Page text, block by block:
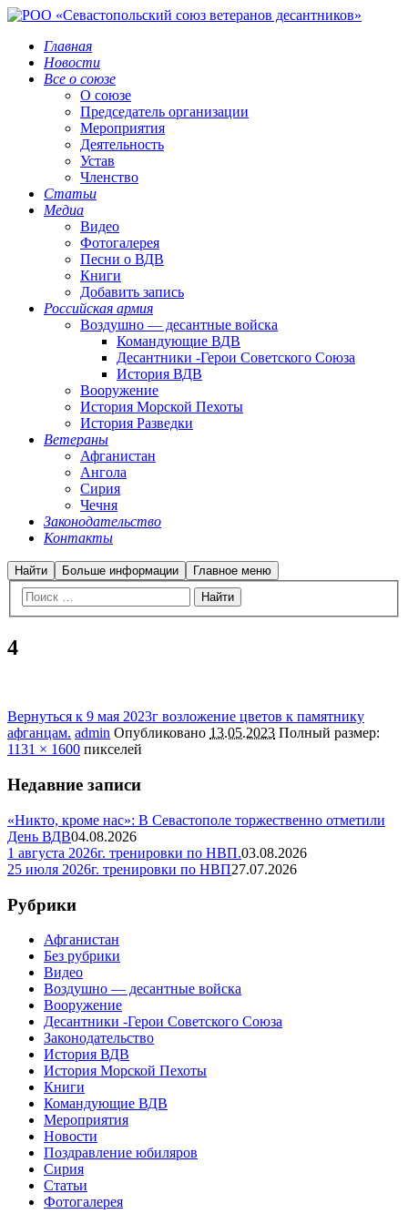
Главная
Новости
Все о союзе
О союзе
Председатель организации
Мероприятия
Деятельность
Устав
Членство
Статьи
Медиа
Видео
Фотогалерея
Песни о ВДВ
Книги
Добавить запись
Российская армия
Воздушно — десантные войска
Командующие ВДВ
Десантники -Герои Советского Союза
История ВДВ
Вооружение
История Морской Пехоты
История Разведки
Ветераны
Афганистан
Ангола
Сирия
Чечня
Законодательство
Контакты
Найти Больше информации Главное меню
4
Вернуться к 9 мая 2023г возложение цветов к памятнику
афганцам. admin Опубликовано 13.05.2023 Полный размер:
1131 × 1600 пикселей
Недавние записи
«Никто, кроме нас»: В Севастополе торжественно отметили
День ВДВ04.08.2026
1 августа 2026г. тренировки по НВП.03.08.2026
25 июля 2026г. тренировки по НВП27.07.2026
Рубрики
Афганистан
Без рубрики
Видео
Воздушно — десантные войска
Вооружение
Десантники -Герои Советского Союза
Законодательство
История ВДВ
История Морской Пехоты
Книги
Командующие ВДВ
Мероприятия
Новости
Поздравление юбиляров
Сирия
Статьи
Фотогалерея